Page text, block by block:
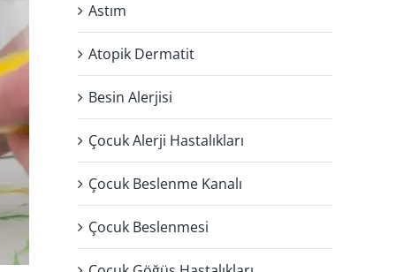
Astım
Atopik Dermatit
Besin Alerjisi
Çocuk Alerji Hastalıkları
Çocuk Beslenme Kanalı
Çocuk Beslenmesi